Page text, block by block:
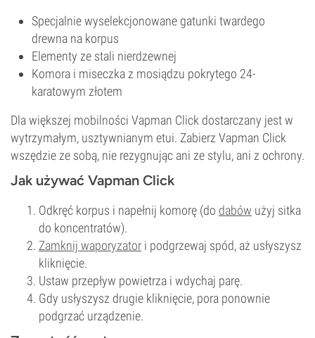
Specjalnie wyselekcjonowane gatunki twardego
drewna na korpus
Elementy ze stali nierdzewnej
Komora i miseczka z mosiądzu pokrytego 24-
karatowym złotem
Dla większej mobilności Vapman Click dostarczany jest w
wytrzymałym, usztywnianym etui. Zabierz Vapman Click
wszędzie ze sobą, nie rezygnując ani ze stylu, ani z ochrony.
Jak używać Vapman Click
Odkręć korpus i napełnij komorę (do dabów użyj sitka
do koncentratów).
Zamknij waporyzator i podgrzewaj spód, aż usłyszysz
kliknięcie.
Ustaw przepływ powietrza i wdychaj parę.
Gdy usłyszysz drugie kliknięcie, pora ponownie
podgrzać urządzenie.